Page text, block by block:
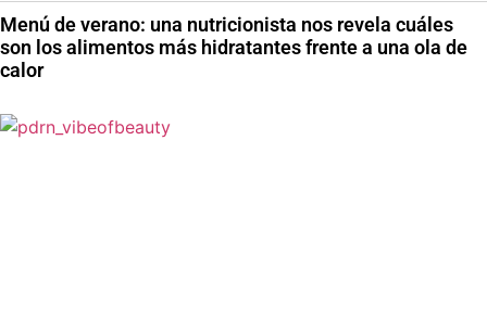
Menú de verano: una nutricionista nos revela cuáles
son los alimentos más hidratantes frente a una ola de
calor